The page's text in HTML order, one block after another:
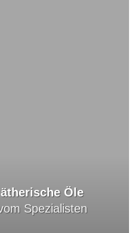
Öle
Spezialisten